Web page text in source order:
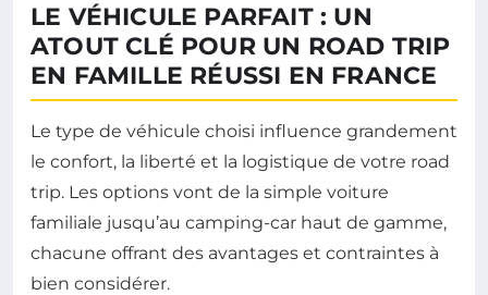
LE VÉHICULE PARFAIT : UN
ATOUT CLÉ POUR UN ROAD TRIP
EN FAMILLE RÉUSSI EN FRANCE
Le type de véhicule choisi influence grandement
le confort, la liberté et la logistique de votre road
trip. Les options vont de la simple voiture
familiale jusqu’au camping-car haut de gamme,
chacune offrant des avantages et contraintes à
bien considérer.